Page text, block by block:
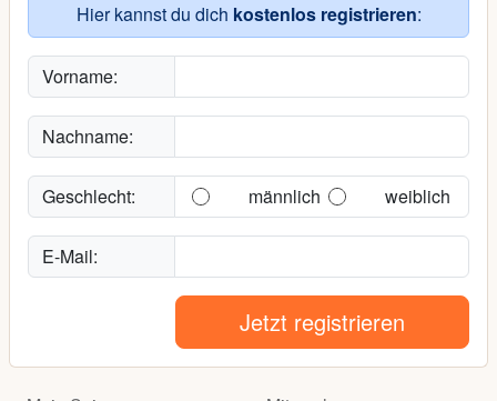
Hier kannst du dich kostenlos registrieren:
Vorname:
Nachname:
Geschlecht: männlich weiblich
E-Mail:
Jetzt registrieren